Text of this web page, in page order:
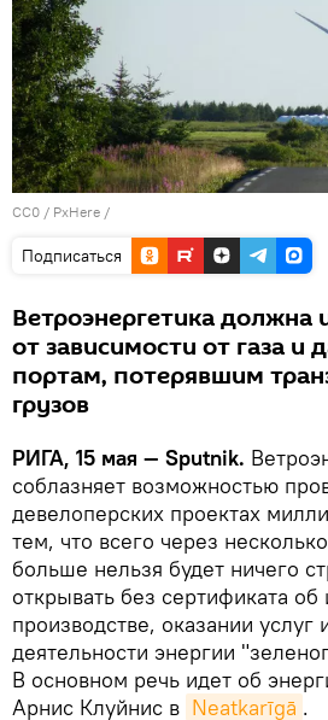
CC0 / PxHere /
Подписаться
Ветроэнергетика должна
от зависимости от газа и
портам, потерявшим
грузов
РИГА, 15 мая — Sputnik.
соблазняет возможностью
девелоперских проектах
тем, что всего через
больше нельзя будет ничего
открывать без сертификата об
производстве, оказании услуг
деятельности энергии
В основном речь идет об
Арнис Клуйнис в Neatkarīgā .